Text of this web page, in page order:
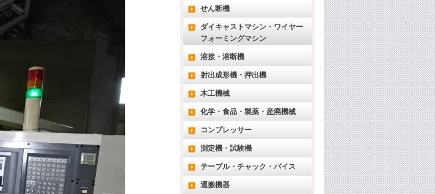
せん断機
ダイキャストマシン・ワイヤー
フォーミングマシン
溶接・溶断機
射出成形機・押出機
木工機械
化学・食品・製薬・産廃機械
コンプレッサー
測定機・試験機
テーブル・チャック・バイス
運搬機器